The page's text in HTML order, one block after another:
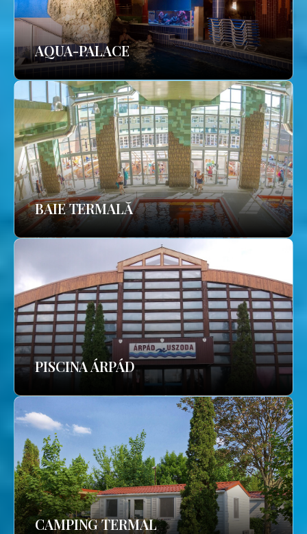
AQUA-PALACE
BAIE TERMALĂ
PISCINA ÁRPÁD
CAMPING TERMAL